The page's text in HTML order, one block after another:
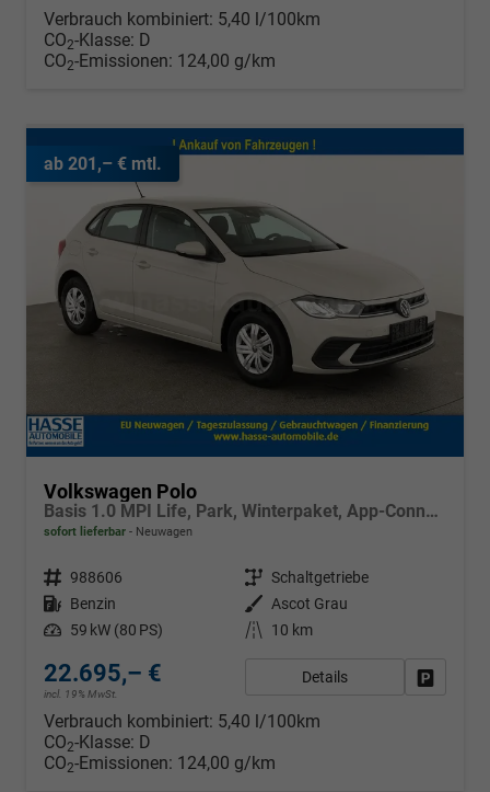
Verbrauch kombiniert: 5,40 l/100km
CO2-Klasse: D
CO2-Emissionen: 124,00 g/km
ab 201,– € mtl.
Volkswagen Polo
Basis 1.0 MPI Life, Park, Winterpaket, App-Connect, sofort
sofort lieferbar Neuwagen
Fahrzeugnr. 988606 Getriebe Schaltgetriebe
Kraftstoff Benzin Außenfarbe
Ascot Grau
Leistung 59 kW (80 PS) Kilometerstand 10 km
22.695,– €
incl. 19% MwSt.
Details
Verbrauch kombiniert: 5,40 l/100km
CO2-Klasse: D
CO2-Emissionen: 124,00 g/km